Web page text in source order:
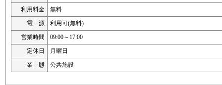
利用料金
無料
電 源
利用可(無料)
営業時間
09:00～17:00
定休日
月曜日
業 態
公共施設